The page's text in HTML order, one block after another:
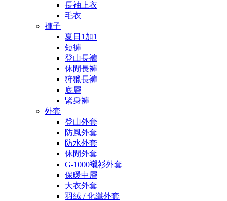
長袖上衣
毛衣
褲子
夏日1加1
短褲
登山長褲
休閒長褲
狩獵長褲
底層
緊身褲
外套
登山外套
防風外套
防水外套
休閒外套
G-1000襯衫外套
保暖中層
大衣外套
羽絨 / 化纖外套